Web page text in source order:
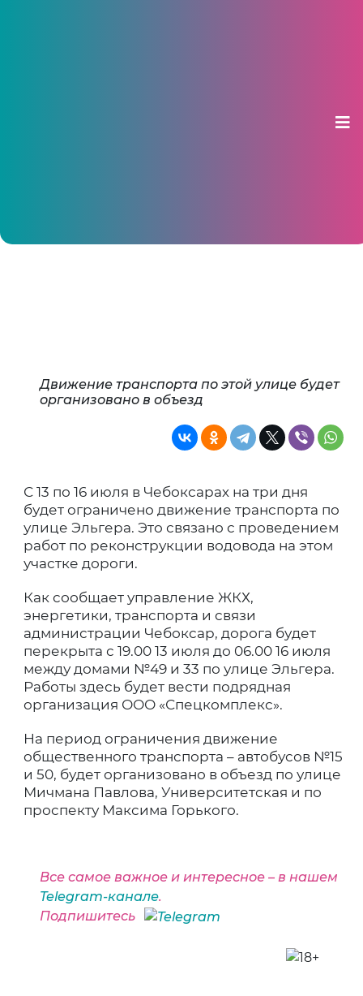
Движение транспорта по этой улице будет
организовано в объезд
С 13 по 16 июля в Чебоксарах на три дня
будет ограничено движение транспорта по
улице Эльгера. Это связано с проведением
работ по реконструкции водовода на этом
участке дороги.
Как сообщает управление ЖКХ,
энергетики, транспорта и связи
администрации Чебоксар, дорога будет
перекрыта с 19.00 13 июля до 06.00 16 июля
между домами №49 и 33 по улице Эльгера.
Работы здесь будет вести подрядная
организация ООО «Спецкомплекс».
На период ограничения движение
общественного транспорта – автобусов №15
и 50, будет организовано в объезд по улице
Мичмана Павлова, Университетская и по
проспекту Максима Горького.
Все самое важное и интересное – в нашем
Telegram-канале.
Подпишитесь